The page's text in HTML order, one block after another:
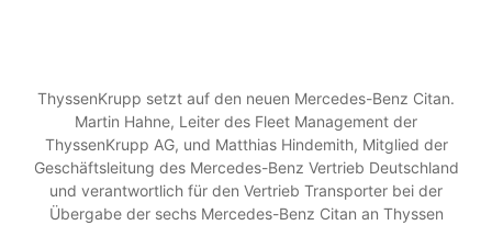
ThyssenKrupp setzt auf den neuen Mercedes-Benz Citan.
Martin Hahne, Leiter des Fleet Management der
ThyssenKrupp AG, und Matthias Hindemith, Mitglied der
Geschäftsleitung des Mercedes-Benz Vertrieb Deutschland
und verantwortlich für den Vertrieb Transporter bei der
Übergabe der sechs Mercedes-Benz Citan an Thyssen